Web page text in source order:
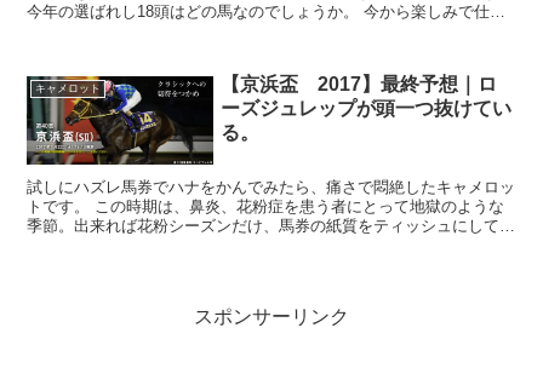
今年の選ばれし18頭はどの馬なのでしょうか。 今から楽しみで仕方
キャメロット
【京浜盃 2017】最終予想｜ロ
ーズジュレップが頭一つ抜けてい
る。
試しにハズレ馬券でハナをかんでみたら、痛さで悶絶したキャメロッ
トです。 この時期は、鼻炎、花粉症を患う者にとって地獄のような
季節。出来れば花粉シーズンだけ、馬券の紙質をティッシュにして欲
スポンサーリンク